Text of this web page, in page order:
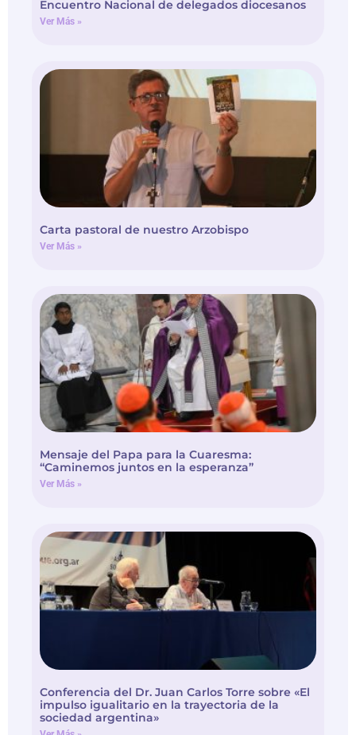
Ver Más »
Carta pastoral de nuestro Arzobispo
Ver Más »
Mensaje del Papa para la Cuaresma:
“Caminemos juntos en la esperanza”
Ver Más »
Conferencia del Dr. Juan Carlos Torre sobre «El
impulso igualitario en la trayectoria de la
sociedad argentina»
Ver Más »